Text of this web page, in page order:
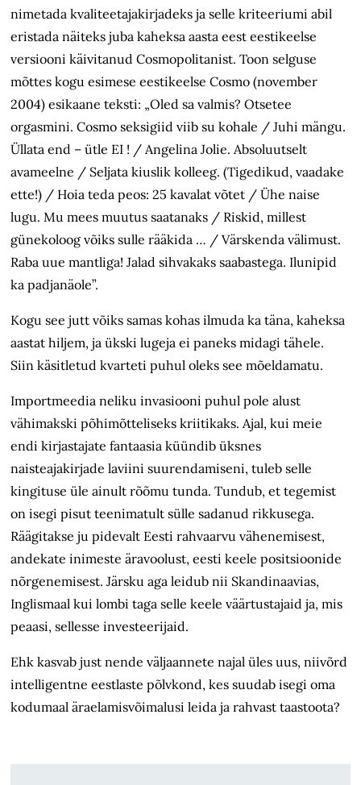
nimetada kvaliteetajakirjadeks ja selle kriteeriumi abil
eristada näiteks juba kaheksa aasta eest eestikeelse
versiooni käivitanud Cosmopolitanist. Toon selguse
mõttes kogu esimese eestikeelse Cosmo (november
2004) esikaane teksti: „Oled sa valmis? Otsetee
orgasmini. Cosmo seksigiid viib su kohale / Juhi mängu.
Üllata end – ütle EI ! / Angelina Jolie. Absoluutselt
avameelne / Seljata kiuslik kolleeg. (Tigedikud, vaadake
ette!) / Hoia teda peos: 25 kavalat võtet / Ühe naise
lugu. Mu mees muutus saatanaks / Riskid, millest
günekoloog võiks sulle rääkida … / Värskenda välimust.
Raba uue mantliga! Jalad sihvakaks saabastega. Ilunipid
ka padjanäole”.
Kogu see jutt võiks samas kohas ilmuda ka täna, kaheksa
aastat hiljem, ja ükski lugeja ei paneks midagi tähele.
Siin käsitletud kvarteti puhul oleks see mõeldamatu.
Importmeedia neliku invasiooni puhul pole alust
vähimakski põhimõtteliseks kriitikaks. Ajal, kui meie
endi kirjastajate fantaasia küündib üksnes
naisteajakirjade laviini suurendamiseni, tuleb selle
kingituse üle ainult rõõmu tunda. Tundub, et tegemist
on isegi pisut teenimatult sülle sadanud rikkusega.
Räägitakse ju pidevalt Eesti rahvaarvu vähenemisest,
andekate inimeste äravoolust, eesti keele positsioonide
nõrgenemisest. Järsku aga leidub nii Skandinaavias,
Inglismaal kui lombi taga selle keele väärtustajaid ja, mis
peaasi, sellesse investeerijaid.
Ehk kasvab just nende väljaannete najal üles uus, niivõrd
intelligentne eestlaste põlvkond, kes suudab isegi oma
kodumaal äraelamisvõimalusi leida ja rahvast taastoota?